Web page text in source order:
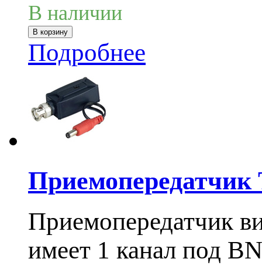
В наличии
Подробнее
Приемопередатчик
Приемопередатчик
имеет 1 канал под